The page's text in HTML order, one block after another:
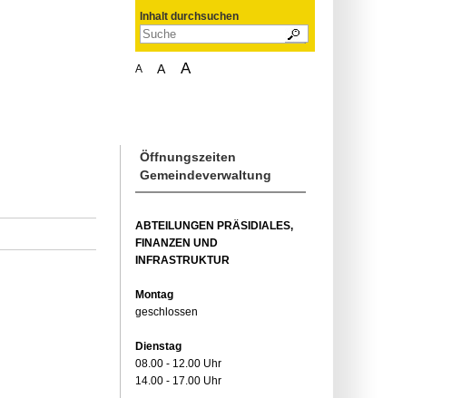
Inhalt durchsuchen
A A A
Öffnungszeiten
Gemeindeverwaltung
ABTEILUNGEN PRÄSIDIALES,
FINANZEN UND
INFRASTRUKTUR
Montag
geschlossen
Dienstag
08.00 - 12.00 Uhr
14.00 - 17.00 Uhr